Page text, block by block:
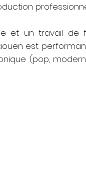
et un travail
est
(pop,